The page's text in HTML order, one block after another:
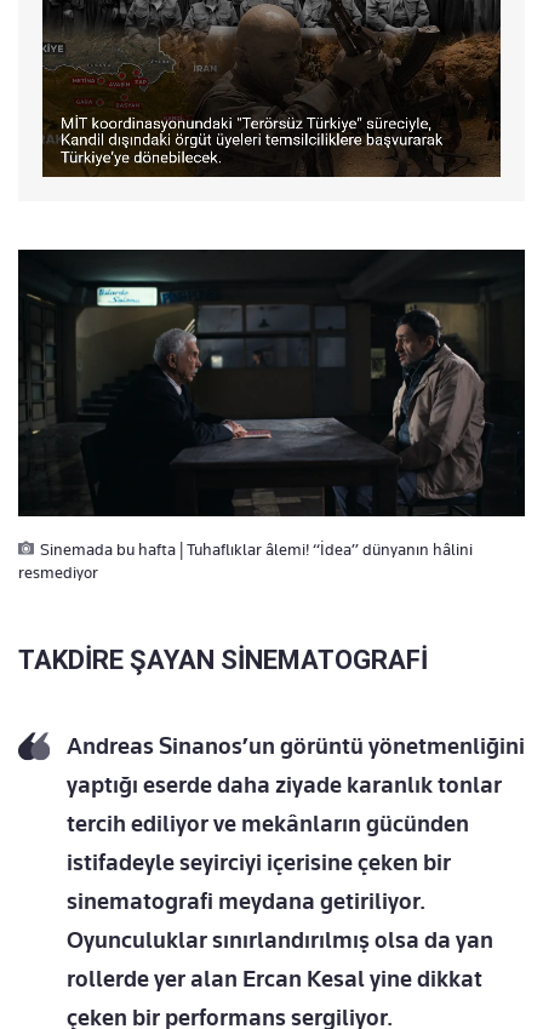
Sinemada bu hafta | Tuhaflıklar âlemi! “İdea” dünyanın hâlini
resmediyor
TAKDİRE ŞAYAN SİNEMATOGRAFİ
Andreas Sinanos’un görüntü yönetmenliğini
yaptığı eserde daha ziyade karanlık tonlar
tercih ediliyor ve mekânların gücünden
istifadeyle seyirciyi içerisine çeken bir
sinematografi meydana getiriliyor.
Oyunculuklar sınırlandırılmış olsa da yan
rollerde yer alan Ercan Kesal yine dikkat
çeken bir performans sergiliyor.